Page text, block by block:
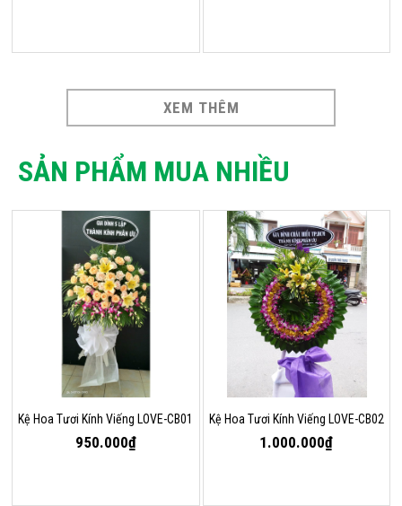
XEM THÊM
SẢN PHẨM MUA NHIỀU
Kệ Hoa Tươi Kính Viếng LOVE-CB01
950.000₫
Kệ Hoa Tươi Kính Viếng LOVE-CB02
1.000.000₫